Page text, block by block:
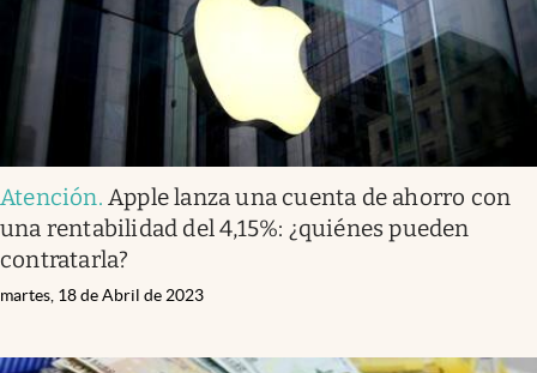
Atención.Apple lanza una cuenta de ahorro con
una rentabilidad del 4,15%: ¿quiénes pueden
contratarla?
martes, 18 de Abril de 2023